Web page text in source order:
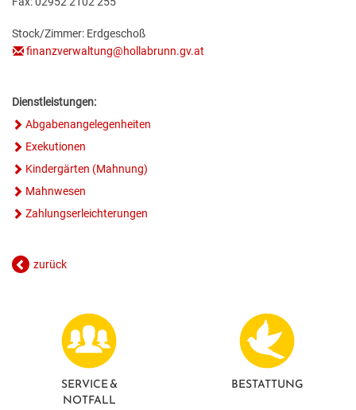
Stock/Zimmer: Erdgeschoß
finanzverwaltung@hollabrunn.gv.at
Dienstleistungen:
Abgabenangelegenheiten
Exekutionen
Kindergärten (Mahnung)
Mahnwesen
Zahlungserleichterungen
zurück
SERVICE &
NOTFALL
BESTATTUNG